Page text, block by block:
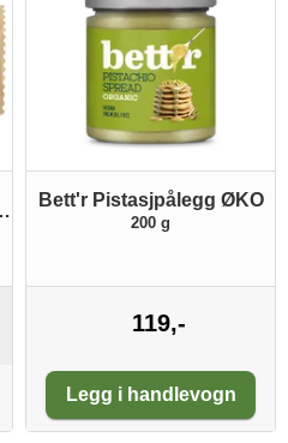
Bett'r Pistasjpålegg ØKO
200 g
119,-
Legg i handlevogn